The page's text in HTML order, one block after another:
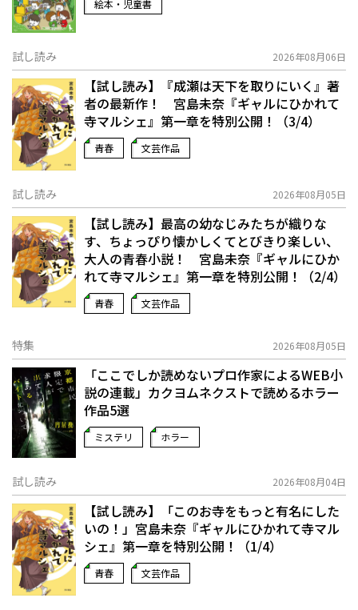
絵本・児童書
試し読み 2026年08月06日
【試し読み】『成瀬は天下を取りにいく』著
者の最新作！ 宮島未奈『ギャルにひかれて
寺マルシェ』第一章を特別公開！（3/4）
青春 文芸作品
試し読み 2026年08月05日
【試し読み】最高の幼なじみたちが織りな
す、ちょっぴり懐かしくてとびきり楽しい、
大人の青春小説！ 宮島未奈『ギャルにひか
れて寺マルシェ』第一章を特別公開！（2/4）
青春 文芸作品
特集 2026年08月05日
「ここでしか読めないプロ作家によるWEB小
説の連載」――カクヨムネクストで読めるホラー
作品5選
ミステリ ホラー
試し読み 2026年08月04日
【試し読み】「このお寺をもっと有名にした
いの！」宮島未奈『ギャルにひかれて寺マル
シェ』第一章を特別公開！（1/4）
青春 文芸作品